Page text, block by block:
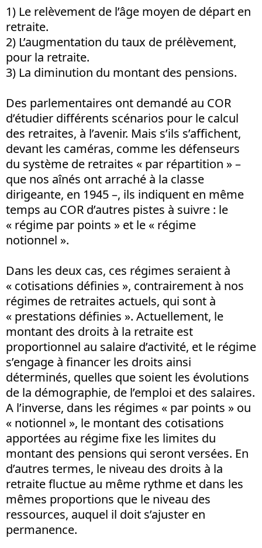
1) Le relèvement de l’âge moyen de départ en
retraite.
2) L’augmentation du taux de prélèvement,
pour la retraite.
3) La diminution du montant des pensions.
Des parlementaires ont demandé au COR
d’étudier différents scénarios pour le calcul
des retraites, à l’avenir. Mais s’ils s’affichent,
devant les caméras, comme les défenseurs
du système de retraites « par répartition » –
que nos aînés ont arraché à la classe
dirigeante, en 1945 –, ils indiquent en même
temps au COR d’autres pistes à suivre : le
« régime par points » et le « régime
notionnel ».
Dans les deux cas, ces régimes seraient à
« cotisations définies », contrairement à nos
régimes de retraites actuels, qui sont à
« prestations définies ». Actuellement, le
montant des droits à la retraite est
proportionnel au salaire d’activité, et le régime
s’engage à financer les droits ainsi
déterminés, quelles que soient les évolutions
de la démographie, de l’emploi et des salaires.
A l’inverse, dans les régimes « par points » ou
« notionnel », le montant des cotisations
apportées au régime fixe les limites du
montant des pensions qui seront versées. En
d’autres termes, le niveau des droits à la
retraite fluctue au même rythme et dans les
mêmes proportions que le niveau des
ressources, auquel il doit s’ajuster en
permanence.